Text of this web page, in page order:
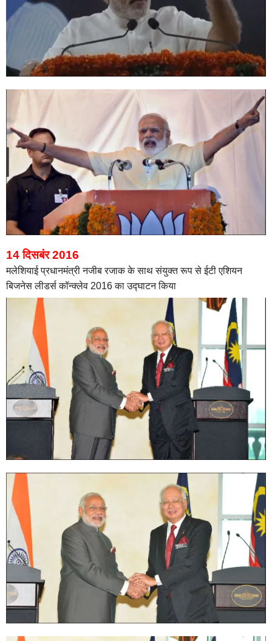
14 दिसबंर 2016
मलेशियाई प्रधानमंत्री नजीब रजाक के साथ संयुक्त रूप से ईटी एशियन
बिजनेस लीडर्स कॉन्क्लेव 2016 का उद्घाटन किया